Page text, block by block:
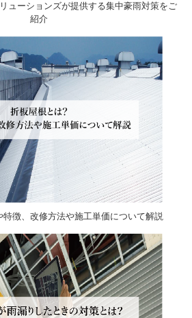
ューションズが提供する集中豪雨対策をご
紹介
徴、改修方法や施工単価について解説